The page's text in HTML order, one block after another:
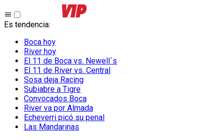
Es tendencia:
Boca hoy
River hoy
El 11 de Boca vs. Newell´s
El 11 de River vs. Central
Sosa deja Racing
Subiabre a Tigre
Convocados Boca
River va por Almada
Echeverri picó su penal
Las Mandarinas